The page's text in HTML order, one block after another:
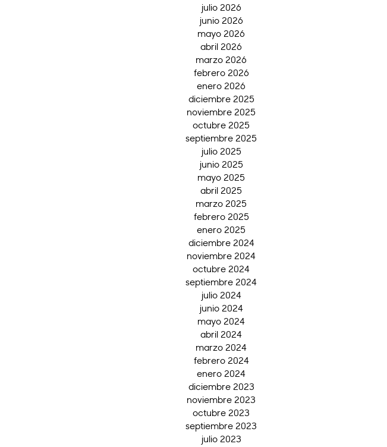
julio 2026
junio 2026
mayo 2026
abril 2026
marzo 2026
febrero 2026
enero 2026
diciembre 2025
noviembre 2025
octubre 2025
septiembre 2025
julio 2025
junio 2025
mayo 2025
abril 2025
marzo 2025
febrero 2025
enero 2025
diciembre 2024
noviembre 2024
octubre 2024
septiembre 2024
julio 2024
junio 2024
mayo 2024
abril 2024
marzo 2024
febrero 2024
enero 2024
diciembre 2023
noviembre 2023
octubre 2023
septiembre 2023
julio 2023